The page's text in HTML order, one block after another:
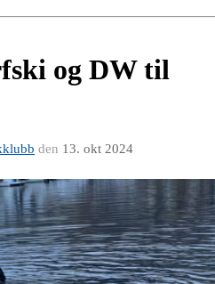
og DW til
den 13. okt 2024